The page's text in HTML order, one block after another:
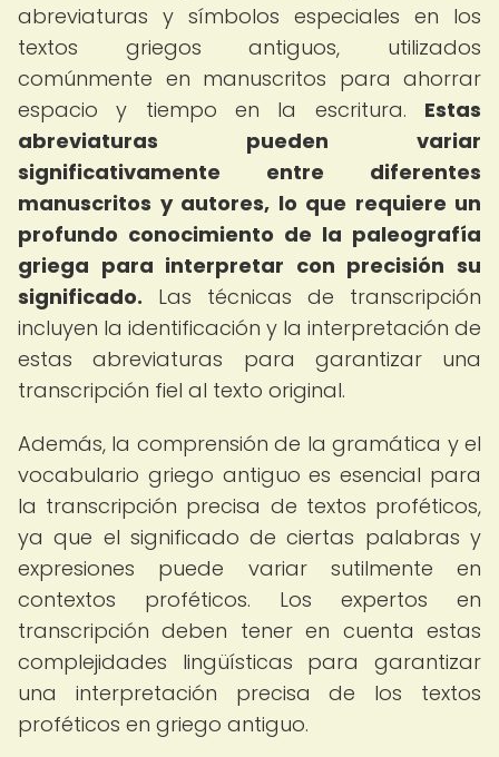
abreviaturas y símbolos especiales en los
textos griegos antiguos, utilizados
comúnmente en manuscritos para ahorrar
espacio y tiempo en la escritura. Estas
abreviaturas pueden variar
significativamente entre diferentes
manuscritos y autores, lo que requiere un
profundo conocimiento de la paleografía
griega para interpretar con precisión su
significado. Las técnicas de transcripción
incluyen la identificación y la interpretación de
estas abreviaturas para garantizar una
transcripción fiel al texto original.
Además, la comprensión de la gramática y el
vocabulario griego antiguo es esencial para
la transcripción precisa de textos proféticos,
ya que el significado de ciertas palabras y
expresiones puede variar sutilmente en
contextos proféticos. Los expertos en
transcripción deben tener en cuenta estas
complejidades lingüísticas para garantizar
una interpretación precisa de los textos
proféticos en griego antiguo.